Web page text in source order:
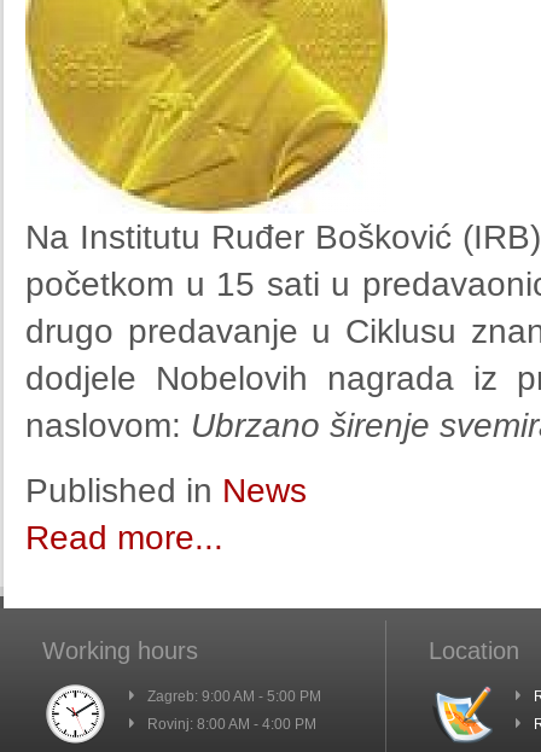
Na Institutu Ruđer Bošković
početkom u 15 sati u
drugo predavanje u Ciklusu
dodjele Nobelovih nagrada iz
naslovom: Ubrzano širenje
Published in News
Read more...
Working hours
Zagreb: 9:00 AM - 5:00 PM
Rovinj: 8:00 AM - 4:00 PM
Location